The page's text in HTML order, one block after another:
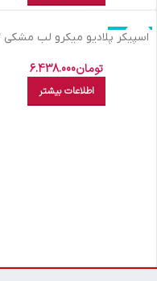
اتمام موجودی
اسپيکر پلاديو ميکرو لب مشکي 8.3
تومان6.438.000
اطلاعات بیشتر